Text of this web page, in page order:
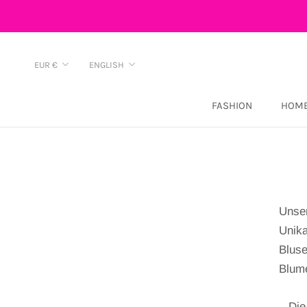
FASHION
Currency
EUR € Language
ENGLISH